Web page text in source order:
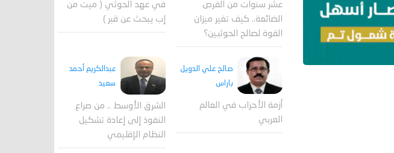
عشر سنوات من الفرص
الضائعة.. كيف تغير ميزان
القوة لصالح الحوثيين؟
في عهد الحوثي ( ميت من
إب يبحث عن قبر )
صالح علي الدويل
باراس
أزمة الأحزاب في العالم
العربي
عبدالكريم أحمد
سعيد
الشرق الأوسط .. من صراع
النفوذ إلى إعادة تشكيل
النظام الإقليمي